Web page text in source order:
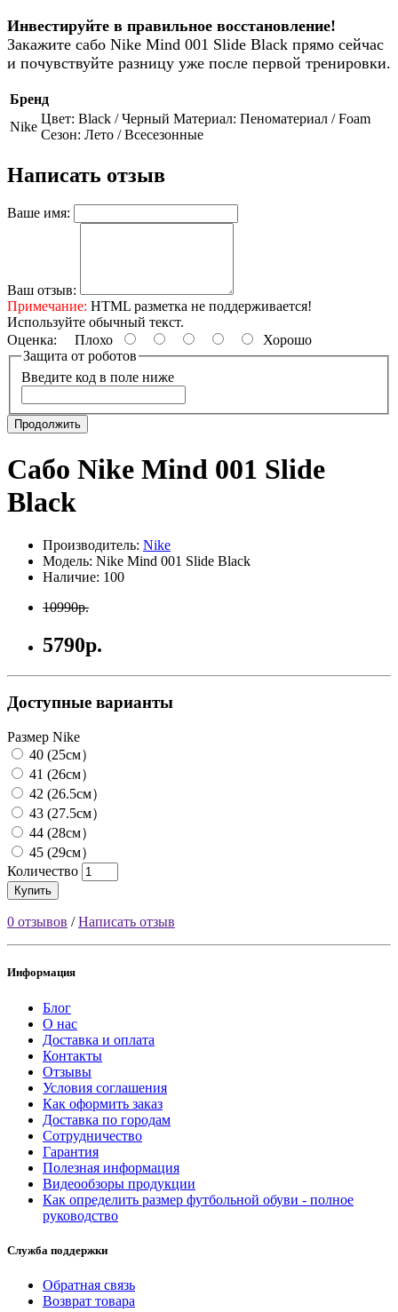
Инвестируйте в правильное восстановление!
Закажите сабо Nike Mind 001 Slide Black прямо сейчас
и почувствуйте разницу уже после первой тренировки.
Бренд
Nike
Цвет: Black / Черный Материал: Пеноматериал / Foam
Сезон: Лето / Всесезонные
Написать отзыв
Ваше имя:
Ваш отзыв:
Примечание: HTML разметка не поддерживается!
Используйте обычный текст.
Оценка: Плохо
Хорошо
Защита от роботов
Введите код в поле ниже
Продолжить
Сабо Nike Mind 001 Slide
Black
Производитель: Nike
Модель: Nike Mind 001 Slide Black
Наличие: 100
10990р.
5790р.
Доступные варианты
Размер Nike
40 (25см）
41 (26см）
42 (26.5см）
43 (27.5см）
44 (28см）
45 (29см）
Количество
Купить
0 отзывов /Написать отзыв
Информация
Блог
О нас
Доставка и оплата
Контакты
Отзывы
Условия соглашения
Как оформить заказ
Доставка по городам
Сотрудничество
Гарантия
Полезная информация
Видеообзоры продукции
Как определить размер футбольной обуви - полное
руководство
Служба поддержки
Обратная связь
Возврат товара